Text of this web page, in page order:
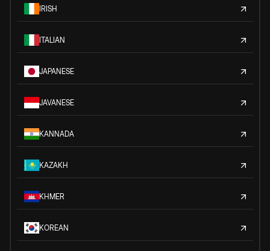
IRISH
ITALIAN
JAPANESE
JAVANESE
KANNADA
KAZAKH
KHMER
KOREAN